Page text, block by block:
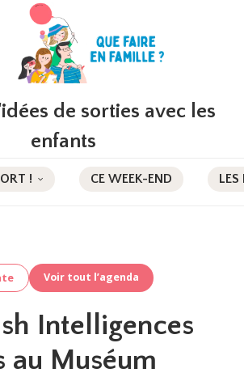
de sorties avec les
enfants
! CE WEEK-END LES
Voir tout l’agenda
Intelligences
au Muséum